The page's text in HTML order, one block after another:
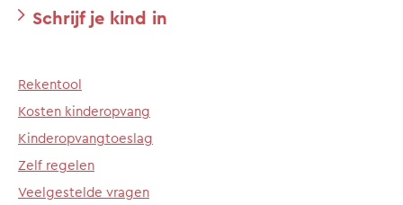
Schrijf je kind in
Rekentool
Kosten kinderopvang
Kinderopvangtoeslag
Zelf regelen
Veelgestelde vragen